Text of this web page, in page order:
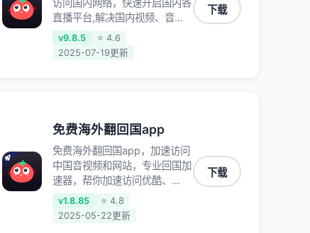
访问国内网络，快速开启国内各
直播平台,解决国内视频、音乐
卡顿问题；更能加速海量国服游
戏，超低延迟稳定不掉线,畅享
v9.8.5
⭐ 4.6
2025-07-19更新
下载
免费海外翻回国app
免费海外翻回国app，加速访问
中国音视频和网站，专业回国加
速器，帮你加速访问优酷、
bilibili、腾讯视频、爱奇艺等，
加速国服游戏，例如原神、阴阳
v1.8.85
⭐ 4.8
2025-05-22更新
下载